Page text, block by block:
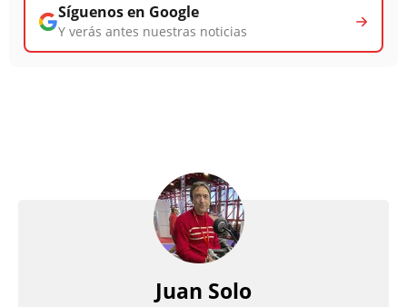
Síguenos en Google
Y verás antes nuestras noticias
Juan Solo